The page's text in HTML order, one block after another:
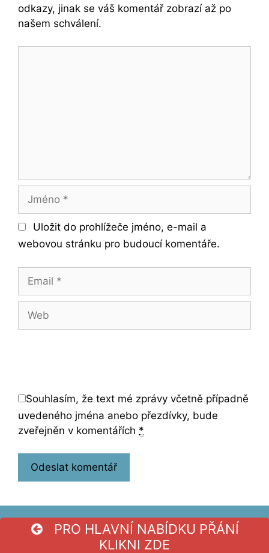
odkazy, jinak se váš komentář zobrazí až po
našem schválení.
Jméno
Uložit do prohlížeče jméno, e-mail a
webovou stránku pro budoucí komentáře.
Email
Web
Souhlasím, že text mé zprávy včetně případně
uvedeného jména anebo přezdívky, bude
zveřejněn v komentářích *
PRO HLAVNÍ NABÍDKU PŘÁNÍ
KLIKNI ZDE